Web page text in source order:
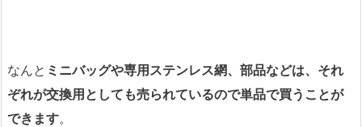
なんと ミニバッグや専用ステンレス網、部品などは、それ
ぞれが交換用としても売られているので単品で買うことが
できます。